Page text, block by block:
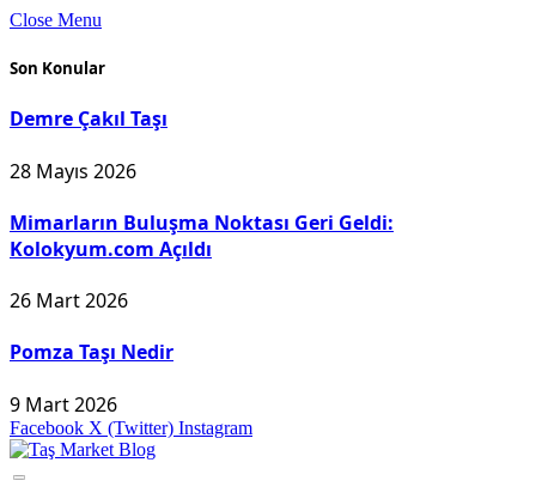
Close Menu
Son Konular
Demre Çakıl Taşı
28 Mayıs 2026
Mimarların Buluşma Noktası Geri Geldi:
Kolokyum.com Açıldı
26 Mart 2026
Pomza Taşı Nedir
9 Mart 2026
Facebook X (Twitter) Instagram